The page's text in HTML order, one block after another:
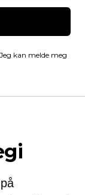
kan melde meg